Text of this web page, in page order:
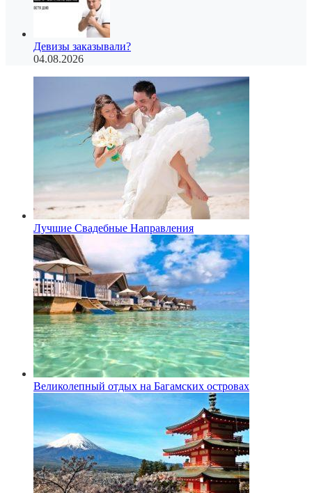
Девизы заказывали?
04.08.2026
Лучшие Свадебные Направления
Великолепный отдых на Багамских островах